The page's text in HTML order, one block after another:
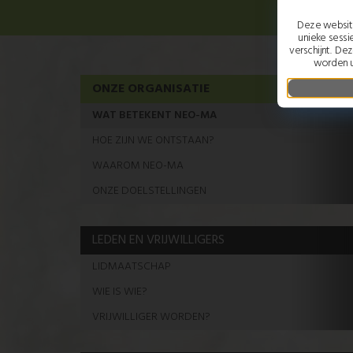
ONZE ORGANISATIE
WAT BETEKENT NEO-MA
HOE ZIJN WE ONTSTAAN?
WAAROM NEO-MA
ONZE DOELSTELLINGEN
LEDEN EN VRIJWILLIGERS
LIDMAATSCHAP
WIE IS WIE?
VRIJWILLIGER WORDEN?
Deze
unieke
verschijnt.
worden